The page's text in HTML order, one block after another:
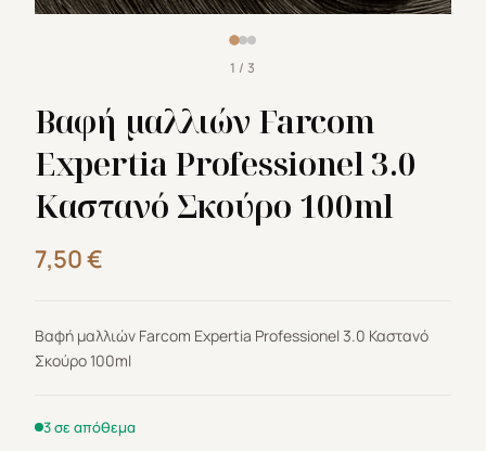
1 / 3
Βαφή μαλλιών Farcom
Expertia Professionel 3.0
Καστανό Σκούρο 100ml
7,50€
Βαφή μαλλιών Farcom Expertia Professionel 3.0 Καστανό
Σκούρο 100ml
3 σε απόθεμα